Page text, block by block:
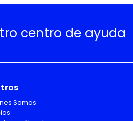
centro de ayuda
Somos